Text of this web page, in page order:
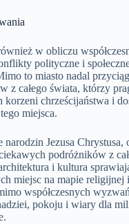
w obliczu
polityczne i
to miasto nadal
z całego świata, którzy
korzeni chrześcijaństwa i
miejsca.
narodzin Jezusa
podróżników z
i kultura
miejsc na mapie religijnej i
współczesnych
pokoju i wiary dla